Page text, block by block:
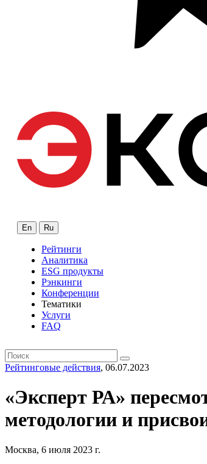
En Ru
Рейтинги
Аналитика
ESG продукты
Рэнкинги
Конференции
Тематики
Услуги
FAQ
Рейтинговые действия, 06.07.2023
«Эксперт РА»
методологии и
Москва, 6 июля 2023 г.